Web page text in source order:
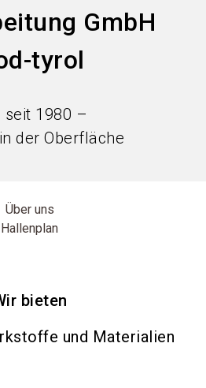
GmbH
tyrol
seit 1980 –
der Oberfläche
Über uns
Hallenplan
bieten
und Materialien